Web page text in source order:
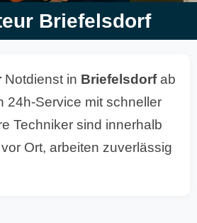
Briefelsdorf
Notdienst in Briefelsdorfab
24h-Service mit schneller
Techniker sind innerhalb
Ort, arbeiten zuverlässig